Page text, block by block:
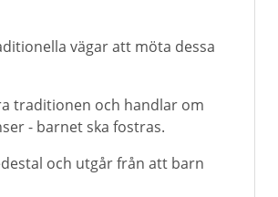
vägar att möta dessa
traditionen och handlar om
- barnet ska fostras.
och utgår från att barn